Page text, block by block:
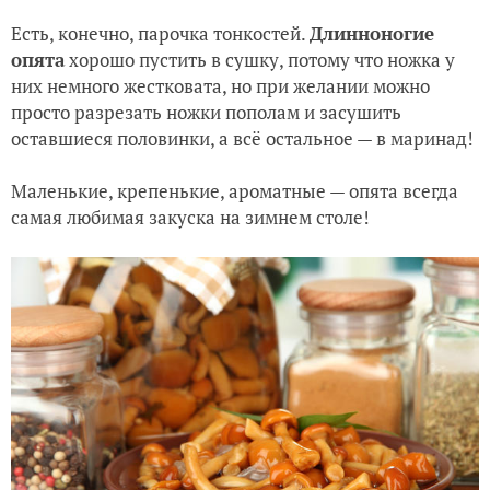
Есть, конечно, парочка тонкостей.Длинноногие
опятахорошо пустить в сушку, потому что ножка у
них немного жестковата, но при желании можно
просто разрезать ножки пополам и засушить
оставшиеся половинки, а всё остальное — в маринад!
Маленькие, крепенькие, ароматные — опята всегда
самая любимая закуска на зимнем столе!